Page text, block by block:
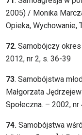
2005) / Monika
Opieka, Wychowanie,
72. Samobójczy
2012, nr 2, s. 36-39
73. Samobójstwa
Małgorzata
Społeczna. – 2002,
74. Samobójstwa